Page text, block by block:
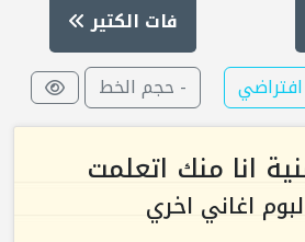
فات الكتير
افتراضي - حجم الخط
انا منك اتعلمت
اغاني اخري